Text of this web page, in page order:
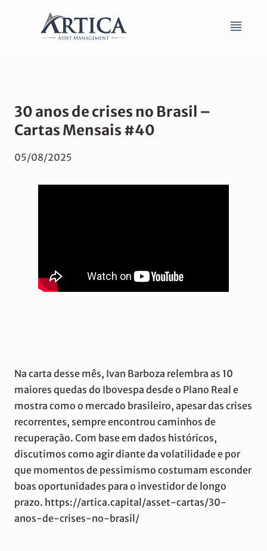
30 anos de crises no Brasil –
Cartas Mensais #40
05/08/2025
Na carta desse mês, Ivan Barboza relembra as 10
maiores quedas do Ibovespa desde o Plano Real e
mostra como o mercado brasileiro, apesar das crises
recorrentes, sempre encontrou caminhos de
recuperação. Com base em dados históricos,
discutimos como agir diante da volatilidade e por
que momentos de pessimismo costumam esconder
boas oportunidades para o investidor de longo
prazo. https://artica.capital/asset-cartas/30-
anos-de-crises-no-brasil/